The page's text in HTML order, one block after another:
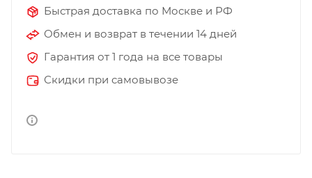
Быстрая доставка по Москве и РФ
Обмен и возврат в течении 14 дней
Гарантия от 1 года на все товары
Скидки при самовывозе